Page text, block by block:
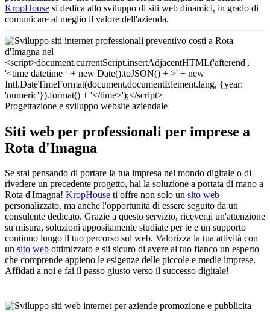
KropHouse si dedica allo sviluppo di siti web dinamici, in grado di
comunicare al meglio il valore dell'azienda.
Progettazione e sviluppo website aziendale
Siti web per professionali per imprese a
Rota d'Imagna
Se stai pensando di portare la tua impresa nel mondo digitale o di
rivedere un precedente progetto, hai la soluzione a portata di mano a
Rota d'Imagna! KropHouse ti offre non solo un sito web
personalizzato, ma anche l'opportunità di essere seguito da un
consulente dedicato. Grazie a questo servizio, riceverai un'attenzione
su misura, soluzioni appositamente studiate per te e un supporto
continuo lungo il tuo percorso sul web. Valorizza la tua attività con
un sito web ottimizzato e sii sicuro di avere al tuo fianco un esperto
che comprende appieno le esigenze delle piccole e medie imprese.
Affidati a noi e fai il passo giusto verso il successo digitale!